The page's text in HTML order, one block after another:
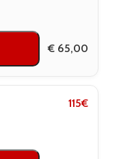
€ 65,00
115€